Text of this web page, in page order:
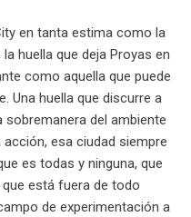
en tanta estima como la
huella que deja Proyas en
como aquella que puede
Una huella que discurre a
del ambiente
esa ciudad siempre
es todas y ninguna, que
está fuera de todo
de experimentación a